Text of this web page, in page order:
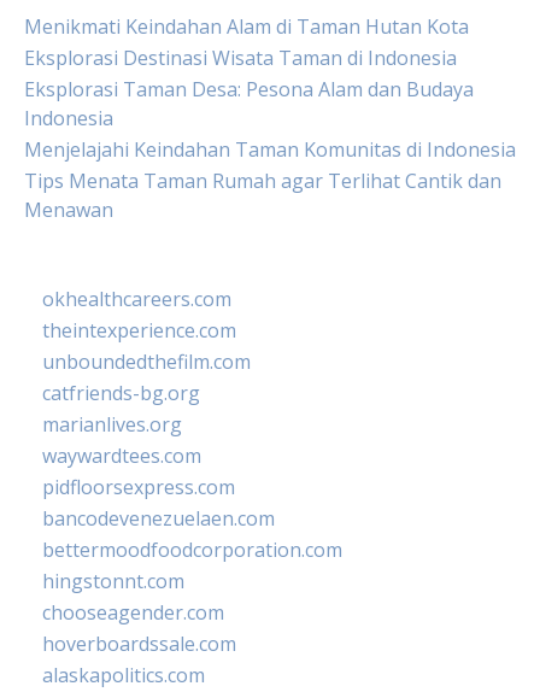
Menikmati Keindahan Alam di Taman Hutan Kota
Eksplorasi Destinasi Wisata Taman di Indonesia
Eksplorasi Taman Desa: Pesona Alam dan Budaya
Indonesia
Menjelajahi Keindahan Taman Komunitas di Indonesia
Tips Menata Taman Rumah agar Terlihat Cantik dan
Menawan
okhealthcareers.com
theintexperience.com
unboundedthefilm.com
catfriends-bg.org
marianlives.org
waywardtees.com
pidfloorsexpress.com
bancodevenezuelaen.com
bettermoodfoodcorporation.com
hingstonnt.com
chooseagender.com
hoverboardssale.com
alaskapolitics.com